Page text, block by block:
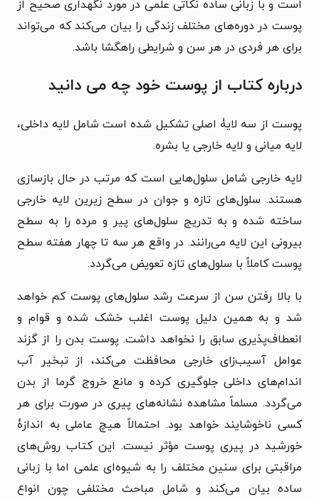
است و با زبانی ساده نکاتی علمی در مورد نگهداری صحیح از
پوست در دوره‌های مختلف زندگی را بیان می‌کند که می‌تواند
برای هر فردی در هر سن و شرایطی راهگشا باشد.
درباره کتاب از پوست خود چه می‌ دانید
پوست از سه لایۀ اصلی تشکیل شده است شامل لایه داخلی،
لایه میانی و لایه خارجی یا بشره.
لایه خارجی شامل سلول‌هایی است که مرتب در حال بازسازی
هستند. سلول‌های تازه و جوان در سطح زیرین لایه خارجی
ساخته شده و به تدریج سلول‌های پیر و مرده را به سطح
بیرونی این لایه می‌رانند. در واقع هر سه تا چهار هفته سطح
پوست کاملاً با سلول‌های تازه تعویض می‌گردد.
با بالا رفتن سن از سرعت رشد سلول‌های پوست کم خواهد
شد و به همین دلیل پوست اغلب خشک شده و قوام و
انعطاف‌پذیری سابق را نخواهد داشت. پوست بدن را از گزند
عوامل آسیب‌زای خارجی محافظت می‌کند، از تبخیر آب
اندام‌های داخلی جلوگیری کرده و مانع خروج گرما از بدن
می‌گردد. مسلماً مشاهده نشانه‌های پیری در صورت برای هر
کسی ناخوشایند خواهد بود. احتمالاً هیچ عاملی به اندازۀ
خورشید در پیری پوست مؤثر نیست. این کتاب روش‌های
مراقبتی برای سنین مختلف را به شیوه‌ای علمی اما با زبانی
ساده بیان می‌کند و شامل مباحث مختلفی چون انواع